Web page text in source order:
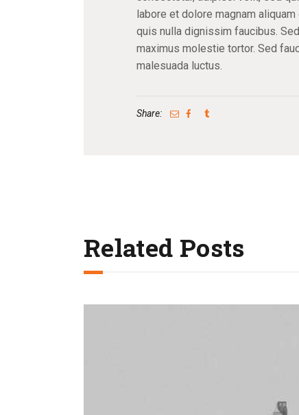
labore et dolore magnam
quis nulla dignissim faucibus.
maximus molestie tortor. Sed
malesuada luctus.
Share:
Related Posts